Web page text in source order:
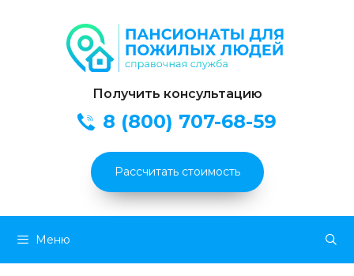
Получить консультацию
8 (800) 707-68-59
Рассчитать стоимость
Меню